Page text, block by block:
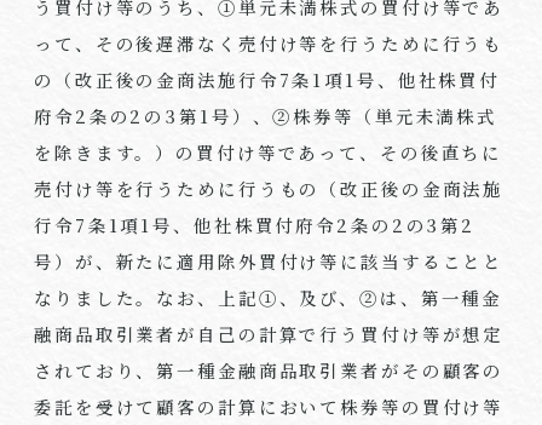
う買付け等のうち、①単元未満株式の買付け等であ
って、その後遅滞なく売付け等を行うために行うも
の（改正後の金商法施行令7条1項1号、他社株買付
府令2条の2の3第1号）、②株券等（単元未満株式
を除きます。）の買付け等であって、その後直ちに
売付け等を行うために行うもの（改正後の金商法施
行令7条1項1号、他社株買付府令2条の2の3第2
号）が、新たに適用除外買付け等に該当することと
なりました。なお、上記①、及び、②は、第一種金
融商品取引業者が自己の計算で行う買付け等が想定
されており、第一種金融商品取引業者がその顧客の
委託を受けて顧客の計算において株券等の買付け等